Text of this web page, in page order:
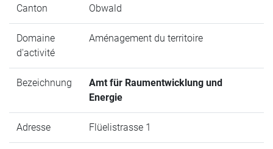
Canton Obwald
Domaine
d'activité
Aménagement du territoire
Bezeichnung
Amt für Raumentwicklung und
Energie
Adresse Flüelistrasse 1